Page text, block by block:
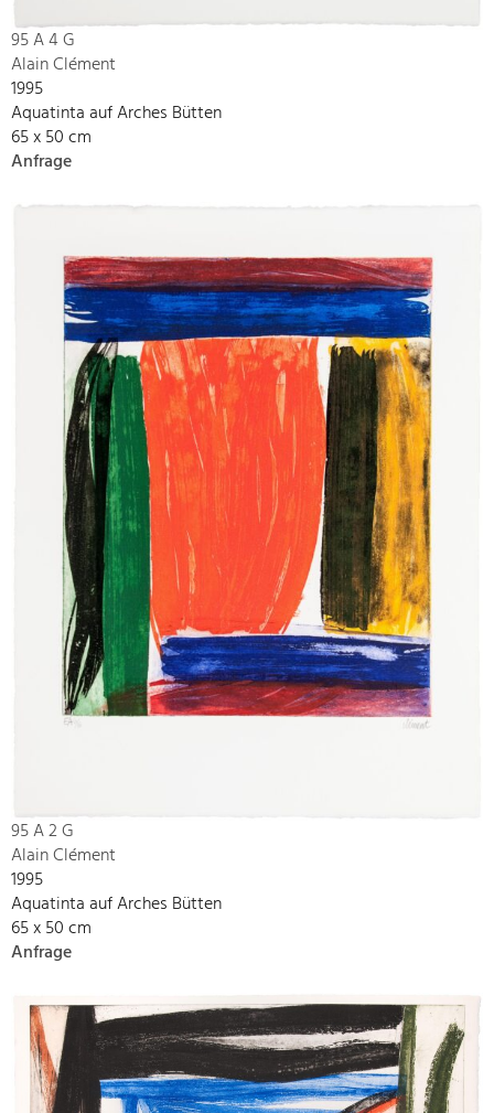
95 A 4 G
Alain Clément
1995
Aquatinta auf Arches Bütten
65 x 50 cm
Anfrage
95 A 2 G
Alain Clément
1995
Aquatinta auf Arches Bütten
65 x 50 cm
Anfrage